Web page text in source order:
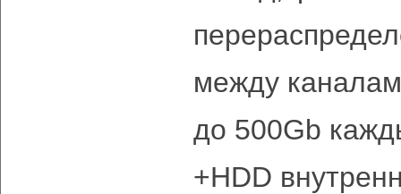
между
до 500Gb
+HDD